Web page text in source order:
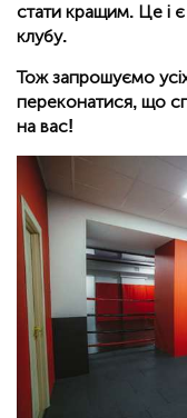
стати кращим. Це і
клубу.
Тож запрошуємо
переконатися, що
на вас!